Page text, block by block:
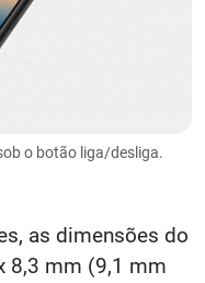
o botão liga/desliga.
as dimensões do
8,3 mm (9,1 mm